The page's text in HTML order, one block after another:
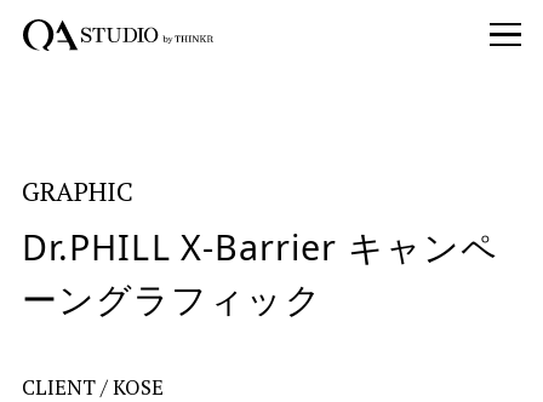
GRAPHIC
Dr.PHILL X-Barrier キャンペ
ーングラフィック
CLIENT / KOSE